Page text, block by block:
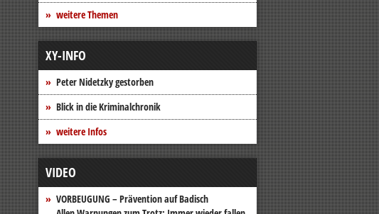
weitere Themen
XY-INFO
Peter Nidetzky gestorben
Blick in die Kriminalchronik
weitere Infos
VIDEO
VORBEUGUNG – Prävention auf Badisch